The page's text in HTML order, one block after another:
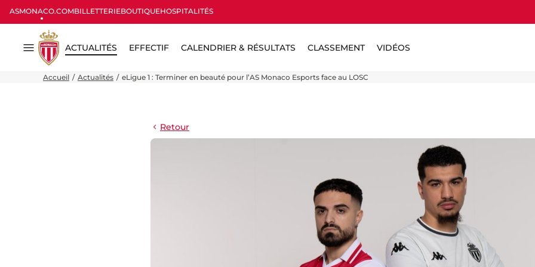
ASMONACO.COMBILLETTERIEBOUTIQUEHOSPITALITÉS
Menu
ACTUALITÉS EFFECTIF CALENDRIER & RÉSULTATS CLASSEMENT VIDÉOS
Accueil Actualités eLigue 1 : Terminer en beauté pour l’AS Monaco Esports face au LOSC
Retour